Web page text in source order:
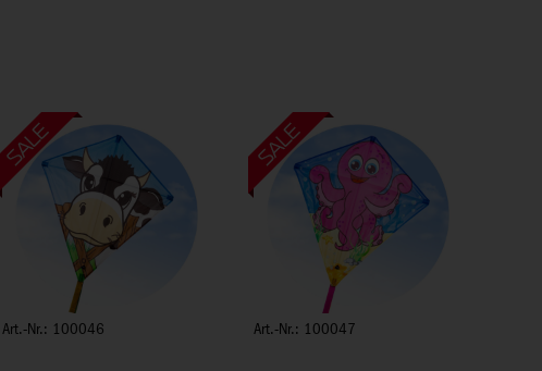
Art.-Nr.: 100046 Art.-Nr.: 100047